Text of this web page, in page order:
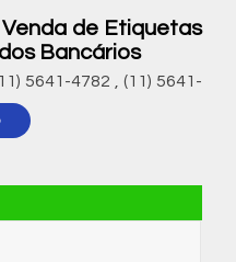
de Etiquetas
Bancários
5641-4782 ,(11) 5641-